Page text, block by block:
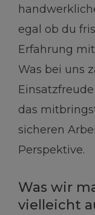
egal ob du
Erfahrung
Was bei uns
das
sicheren
Perspektive.
Was wir
vielleicht